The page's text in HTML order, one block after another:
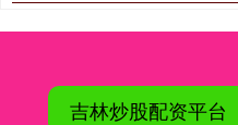
吉林炒股配资平台